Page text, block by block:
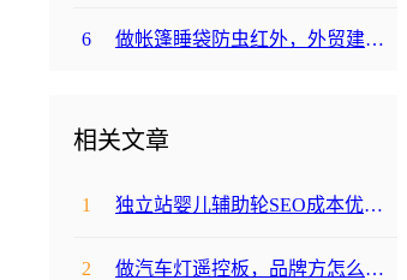
6 做帐篷睡袋防虫红外，外贸建站平台哪个合适？
相关文章
1 独立站婴儿辅助轮SEO成本优化咋避坑？
2 做汽车灯遥控板，品牌方怎么选平台避坑？